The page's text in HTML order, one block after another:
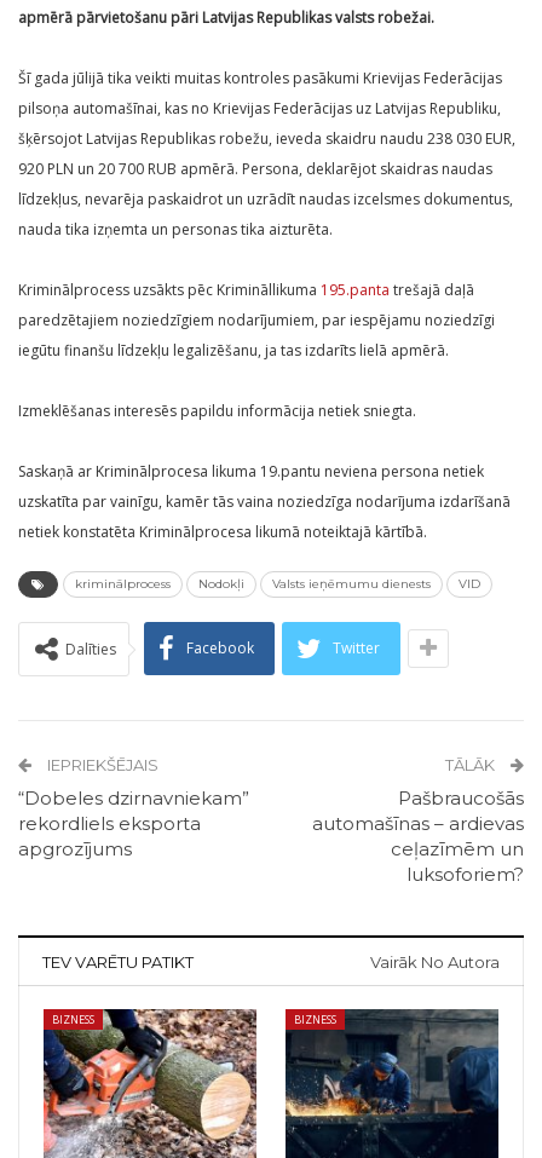
apmērā pārvietošanu pāri Latvijas Republikas valsts robežai.
Šī gada jūlijā tika veikti muitas kontroles pasākumi Krievijas Federācijas
pilsoņa automašīnai, kas no Krievijas Federācijas uz Latvijas Republiku,
šķērsojot Latvijas Republikas robežu, ieveda skaidru naudu 238 030 EUR,
920 PLN un 20 700 RUB apmērā. Persona, deklarējot skaidras naudas
līdzekļus, nevarēja paskaidrot un uzrādīt naudas izcelsmes dokumentus,
nauda tika izņemta un personas tika aizturēta.
Kriminālprocess uzsākts pēc Krimināllikuma 195.panta trešajā daļā
paredzētajiem noziedzīgiem nodarījumiem, par iespējamu noziedzīgi
iegūtu finanšu līdzekļu legalizēšanu, ja tas izdarīts lielā apmērā.
Izmeklēšanas interesēs papildu informācija netiek sniegta.
Saskaņā ar Kriminālprocesa likuma 19.pantu neviena persona netiek
uzskatīta par vainīgu, kamēr tās vaina noziedzīga nodarījuma izdarīšanā
netiek konstatēta Kriminālprocesa likumā noteiktajā kārtībā.
kriminālprocess Nodokļi Valsts ieņēmumu dienests VID
Dalīties Facebook Twitter
IEPRIEKŠĒJAIS
“Dobeles dzirnavniekam”
rekordliels eksporta
apgrozījums
TĀLĀK
Pašbraucošās
automašīnas – ardievas
ceļazīmēm un
luksoforiem?
TEV VARĒTU PATIKT Vairāk No Autora
BIZNESS BIZNESS